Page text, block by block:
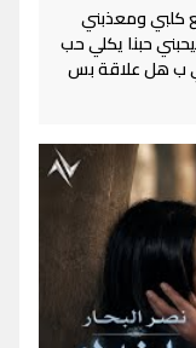
كلبي ومعذبني
حبنا يكلي حب
ب هل علاقة بس